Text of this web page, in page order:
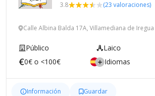
3.8 (23 valoraciones)
Calle Albina Balda 17A, Villamediana de Iregua
Público Laico
0€ o <100€
Idiomas
Información Guardar